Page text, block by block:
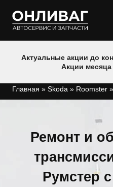
содержимому
Актуальные акции до
Акции
Главная » Skoda » Roomster »
Ремонт и
Румстер